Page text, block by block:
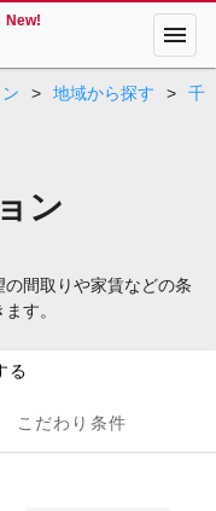
New! menu
> 地域から探す >
千
ン
間取りや家賃などの条
す。
る
こだわり条件